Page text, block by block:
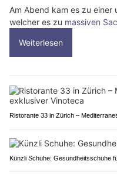
Am Abend kam es zu
welcher es zu massiven
Weiterlesen
Ristorante 33 in Zürich –
Künzli Schuhe: Gesundheitsschuhe